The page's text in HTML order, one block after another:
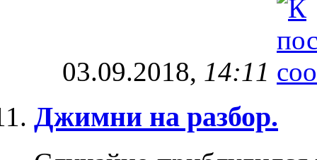
03.09.2018, 14:11
Джимни на разбор.